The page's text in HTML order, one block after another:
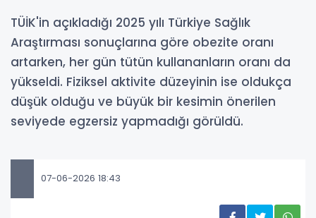
TÜİK'in açıkladığı 2025 yılı Türkiye Sağlık
Araştırması sonuçlarına göre obezite oranı
artarken, her gün tütün kullananların oranı da
yükseldi. Fiziksel aktivite düzeyinin ise oldukça
düşük olduğu ve büyük bir kesimin önerilen
seviyede egzersiz yapmadığı görüldü.
07-06-2026 18:43